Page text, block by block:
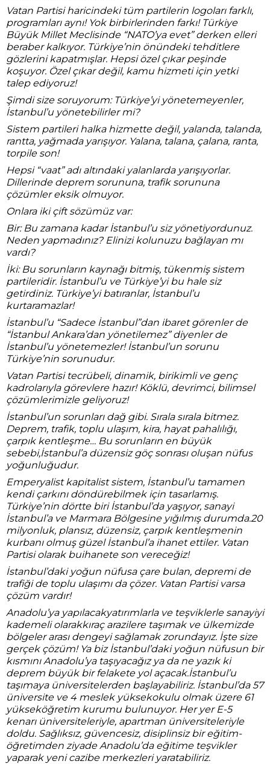
Vatan Partisi haricindeki tüm partilerin logoları farklı,
programları aynı! Yok birbirlerinden farkı! Türkiye
Büyük Millet Meclisinde “NATO’ya evet” derken elleri
beraber kalkıyor. Türkiye’nin önündeki tehditlere
gözlerini kapatmışlar. Hepsi özel çıkar peşinde
koşuyor. Özel çıkar değil, kamu hizmeti için yetki
talep ediyoruz!
Şimdi size soruyorum: Türkiye’yi yönetemeyenler,
İstanbul’u yönetebilirler mi?
Sistem partileri halka hizmette değil, yalanda, talanda,
rantta, yağmada yarışıyor. Yalana, talana, çalana, ranta,
torpile son!
Hepsi “vaat” adı altındaki yalanlarda yarışıyorlar.
Dillerinde deprem sorununa, trafik sorununa
çözümler eksik olmuyor.
Onlara iki çift sözümüz var:
Bir: Bu zamana kadar İstanbul’u siz yönetiyordunuz.
Neden yapmadınız? Elinizi kolunuzu bağlayan mı
vardı?
İki: Bu sorunların kaynağı bitmiş, tükenmiş sistem
partileridir. İstanbul’u ve Türkiye’yi bu hale siz
getirdiniz. Türkiye’yi batıranlar, İstanbul’u
kurtaramazlar!
İstanbul’u “Sadece İstanbul”dan ibaret görenler de
“İstanbul Ankara’dan yönetilemez” diyenler de
İstanbul’u yönetemezler! İstanbul’un sorunu
Türkiye’nin sorunudur.
Vatan Partisi tecrübeli, dinamik, birikimli ve genç
kadrolarıyla görevlere hazır! Köklü, devrimci, bilimsel
çözümlerimizle geliyoruz!
İstanbul’un sorunları dağ gibi. Sırala sırala bitmez.
Deprem, trafik, toplu ulaşım, kira, hayat pahalılığı,
çarpık kentleşme… Bu sorunların en büyük
sebebi,İstanbul’a düzensiz göç sonrası oluşan nüfus
yoğunluğudur.
Emperyalist kapitalist sistem, İstanbul’u tamamen
kendi çarkını döndürebilmek için tasarlamış.
Türkiye’nin dörtte biri İstanbul’da yaşıyor, sanayi
İstanbul’a ve Marmara Bölgesine yığılmış durumda.20
milyonluk, plansız, düzensiz, çarpık kentleşmenin
kurbanı olmuş güzel İstanbul’a ihanet ettiler. Vatan
Partisi olarak buihanete son vereceğiz!
İstanbul’daki yoğun nüfusa çare bulan, depremi de
trafiği de toplu ulaşımı da çözer. Vatan Partisi varsa
çözüm vardır!
Anadolu’ya yapılacakyatırımlarla ve teşviklerle sanayiyi
kademeli olarakkıraç arazilere taşımak ve ülkemizde
bölgeler arası dengeyi sağlamak zorundayız. İşte size
gerçek çözüm! Ya biz İstanbul’daki yoğun nüfusun bir
kısmını Anadolu’ya taşıyacağız ya da ne yazık ki
deprem büyük bir felakete yol açacak.İstanbul’u
taşımaya üniversitelerden başlayabiliriz. İstanbul’da 57
üniversite ve 4 meslek yüksekokulu olmak üzere 61
yükseköğretim kurumu bulunuyor. Her yer E-5
kenarı üniversiteleriyle, apartman üniversiteleriyle
doldu. Sağlıksız, güvencesiz, disiplinsiz bir eğitim-
öğretimden ziyade Anadolu’da eğitime teşvikler
yaparak yeni cazibe merkezleri yaratabiliriz.